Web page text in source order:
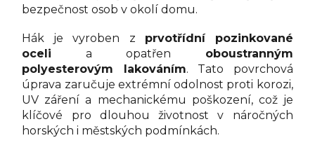
bezpečnost osob v okolí domu.
Hák je vyroben z
prvotřídní pozinkované
oceli
a opatřen
oboustranným
polyesterovým lakováním. Tato povrchová
úprava zaručuje extrémní odolnost proti korozi,
UV záření a mechanickému poškození, což je
klíčové pro dlouhou životnost v náročných
horských i městských podmínkách.